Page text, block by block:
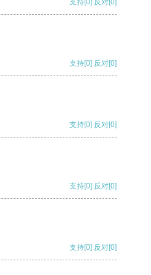
支持[0] 反对[0]
支持[0] 反对[0]
支持[0] 反对[0]
支持[0] 反对[0]
支持[0] 反对[0]